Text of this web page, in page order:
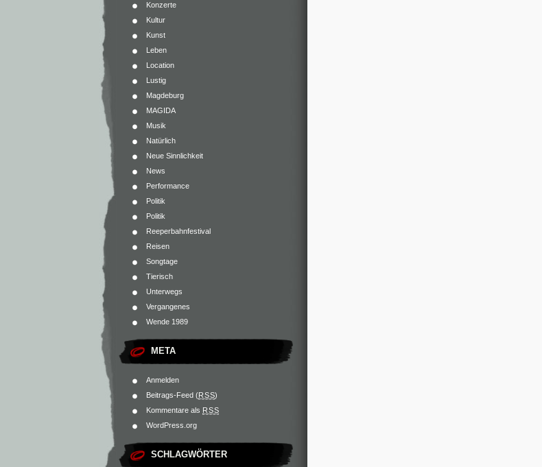
Konzerte
Kultur
Kunst
Leben
Location
Lustig
Magdeburg
MAGIDA
Musik
Natürlich
Neue Sinnlichkeit
News
Performance
Politik
Politik
Reeperbahnfestival
Reisen
Songtage
Tierisch
Unterwegs
Vergangenes
Wende 1989
META
Anmelden
Beitrags-Feed (RSS)
Kommentare als RSS
WordPress.org
SCHLAGWÖRTER